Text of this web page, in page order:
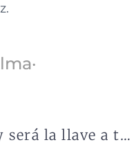
Abre tu corazón y será la llave a tu libertad